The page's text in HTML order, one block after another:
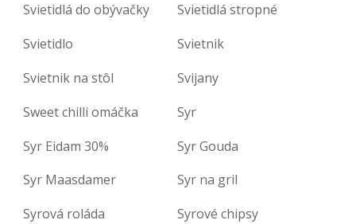
Svietidlá do obývačky
Svietidlá stropné
Svietidlo
Svietnik
Svietnik na stôl
Svijany
Sweet chilli omáčka
Syr
Syr Eidam 30%
Syr Gouda
Syr Maasdamer
Syr na gril
Syrová roláda
Syrové chipsy